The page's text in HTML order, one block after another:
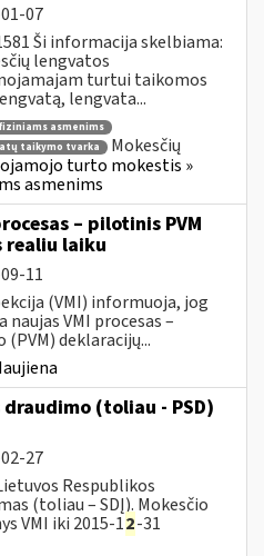
07
Ši informacija skelbiama:
lengvatos
turtui taikomos
lengvata...
asmenims
taikymo tvarka
Mokesčių
turto mokestis »
asmenims
– pilotinis PVM
laiku
11
(VMI) informuoja, jog
naujas VMI procesas –
deklaracijų...
(toliau - PSD)
27
Respublikos
(toliau – SDĮ). Mokesčio
VMI iki 2015-12-31